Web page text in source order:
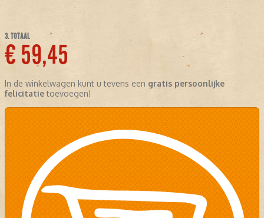
3. TOTAAL
€ 59,45
In de winkelwagen kunt u tevens een gratis persoonlijke
felicitatietoevoegen!